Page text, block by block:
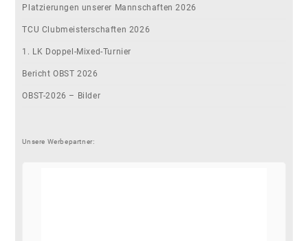
Platzierungen unserer Mannschaften 2026
TCU Clubmeisterschaften 2026
1. LK Doppel-Mixed-Turnier
Bericht OBST 2026
OBST-2026 – Bilder
Unsere Werbepartner: